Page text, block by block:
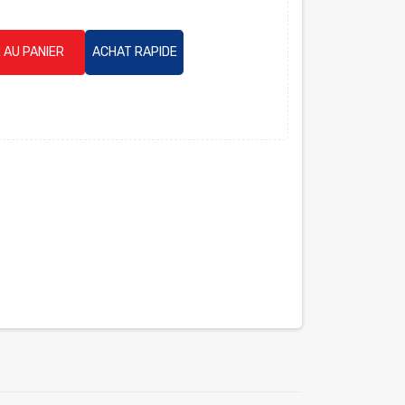
PANIER ACHAT RAPIDE